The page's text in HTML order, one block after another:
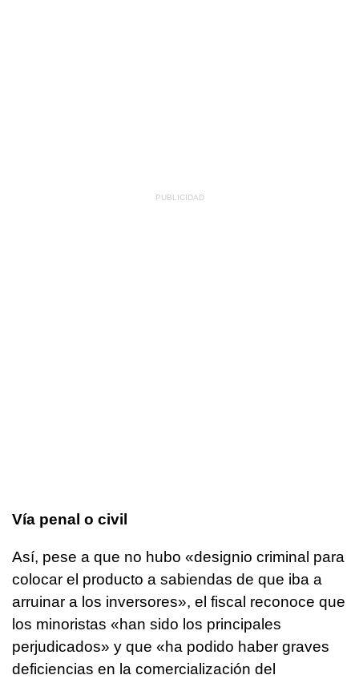
Vía penal o civil
Así, pese a que no hubo «designio criminal para
colocar el producto a sabiendas de que iba a
arruinar a los inversores», el fiscal reconoce que
los minoristas «han sido los principales
perjudicados» y que «ha podido haber graves
deficiencias en la comercialización del